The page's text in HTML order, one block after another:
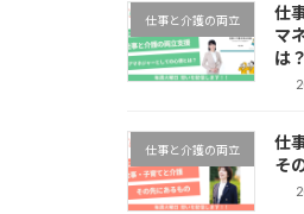
仕事と介護の両立
仕
マ
は
仕事と介護の両立
仕
そ